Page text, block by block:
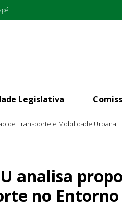
Legislativa
de Transporte e Mobilidade Urbana
analisa
no Entorno